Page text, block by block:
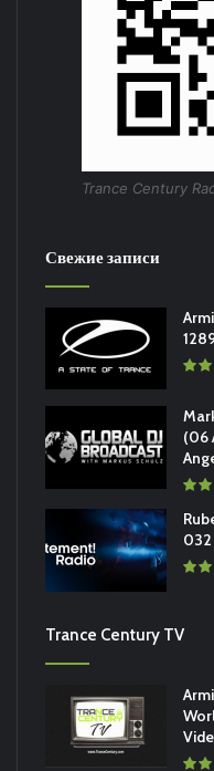
Trance Century
Свежие записи
(06
032
Trance Century TV